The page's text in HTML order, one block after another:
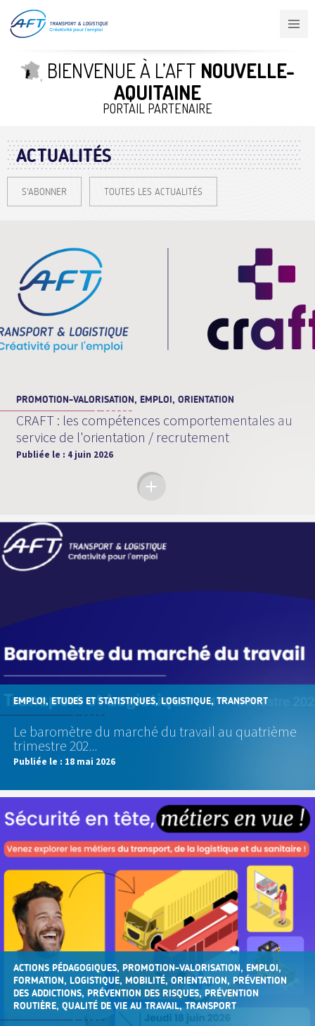
contenu
principal
BIENVENUE À L’AFT NOUVELLE-
AQUITAINE
PORTAIL PARTENAIRE
ACTUALITÉS
S'ABONNER TOUTES LES ACTUALITÉS
PROMOTION-VALORISATION, EMPLOI, ORIENTATION
CRAFT : les compétences comportementales au
service de l'orientation / recrutement
Publiée le : 4 juin 2026
EMPLOI, ETUDES ET STATISTIQUES, LOGISTIQUE, TRANSPORT
Le baromètre du marché du travail au quatrième
trimestre 202...
Publiée le : 18 mai 2026
ACTIONS PÉDAGOGIQUES, PROMOTION-VALORISATION, EMPLOI,
FORMATION, LOGISTIQUE, MOBILITÉ, ORIENTATION, PRÉVENTION
DES ADDICTIONS, PRÉVENTION DES RISQUES, PRÉVENTION
ROUTIÈRE, QUALITÉ DE VIE AU TRAVAIL, TRANSPORT